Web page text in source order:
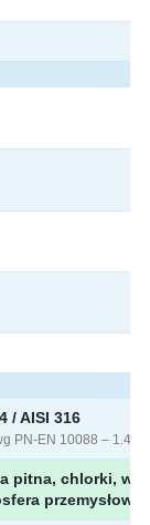
/ AISI 316
PN-EN 10088 –
pitna, chlorki,
przemysłowa